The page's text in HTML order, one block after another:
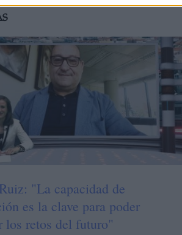
"La capacidad de
es la clave para poder
los retos del futuro"